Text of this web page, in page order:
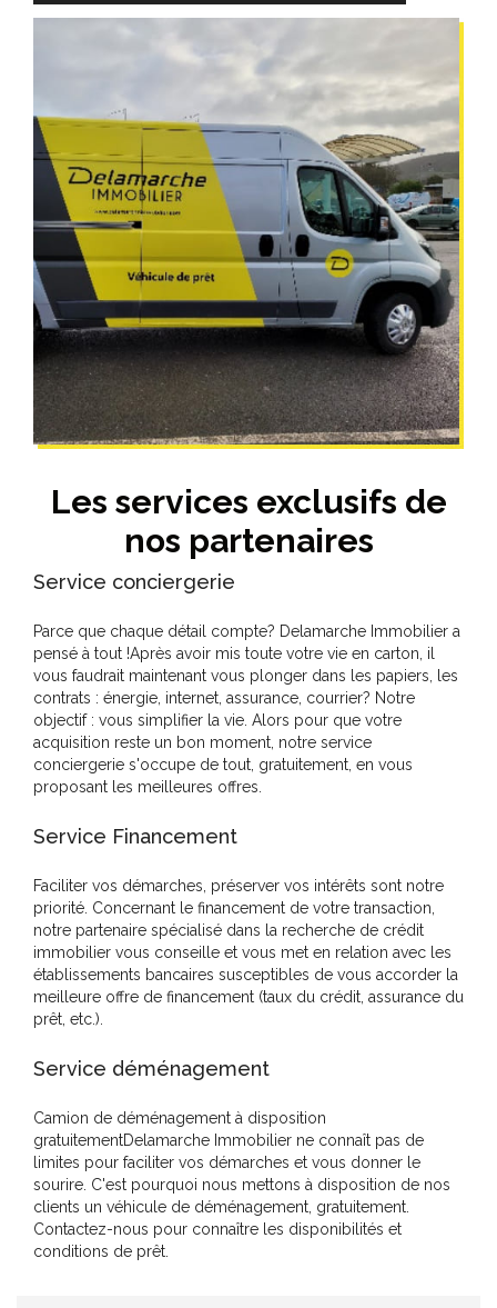
Les services exclusifs de
nos partenaires
Service conciergerie
Parce que chaque détail compte? Delamarche Immobilier a
pensé à tout !Après avoir mis toute votre vie en carton, il
vous faudrait maintenant vous plonger dans les papiers, les
contrats : énergie, internet, assurance, courrier? Notre
objectif : vous simplifier la vie. Alors pour que votre
acquisition reste un bon moment, notre service
conciergerie s'occupe de tout, gratuitement, en vous
proposant les meilleures offres.
Service Financement
Faciliter vos démarches, préserver vos intérêts sont notre
priorité. Concernant le financement de votre transaction,
notre partenaire spécialisé dans la recherche de crédit
immobilier vous conseille et vous met en relation avec les
établissements bancaires susceptibles de vous accorder la
meilleure offre de financement (taux du crédit, assurance du
prêt, etc.).
Service déménagement
Camion de déménagement à disposition
gratuitementDelamarche Immobilier ne connaît pas de
limites pour faciliter vos démarches et vous donner le
sourire. C'est pourquoi nous mettons à disposition de nos
clients un véhicule de déménagement, gratuitement.
Contactez-nous pour connaître les disponibilités et
conditions de prêt.